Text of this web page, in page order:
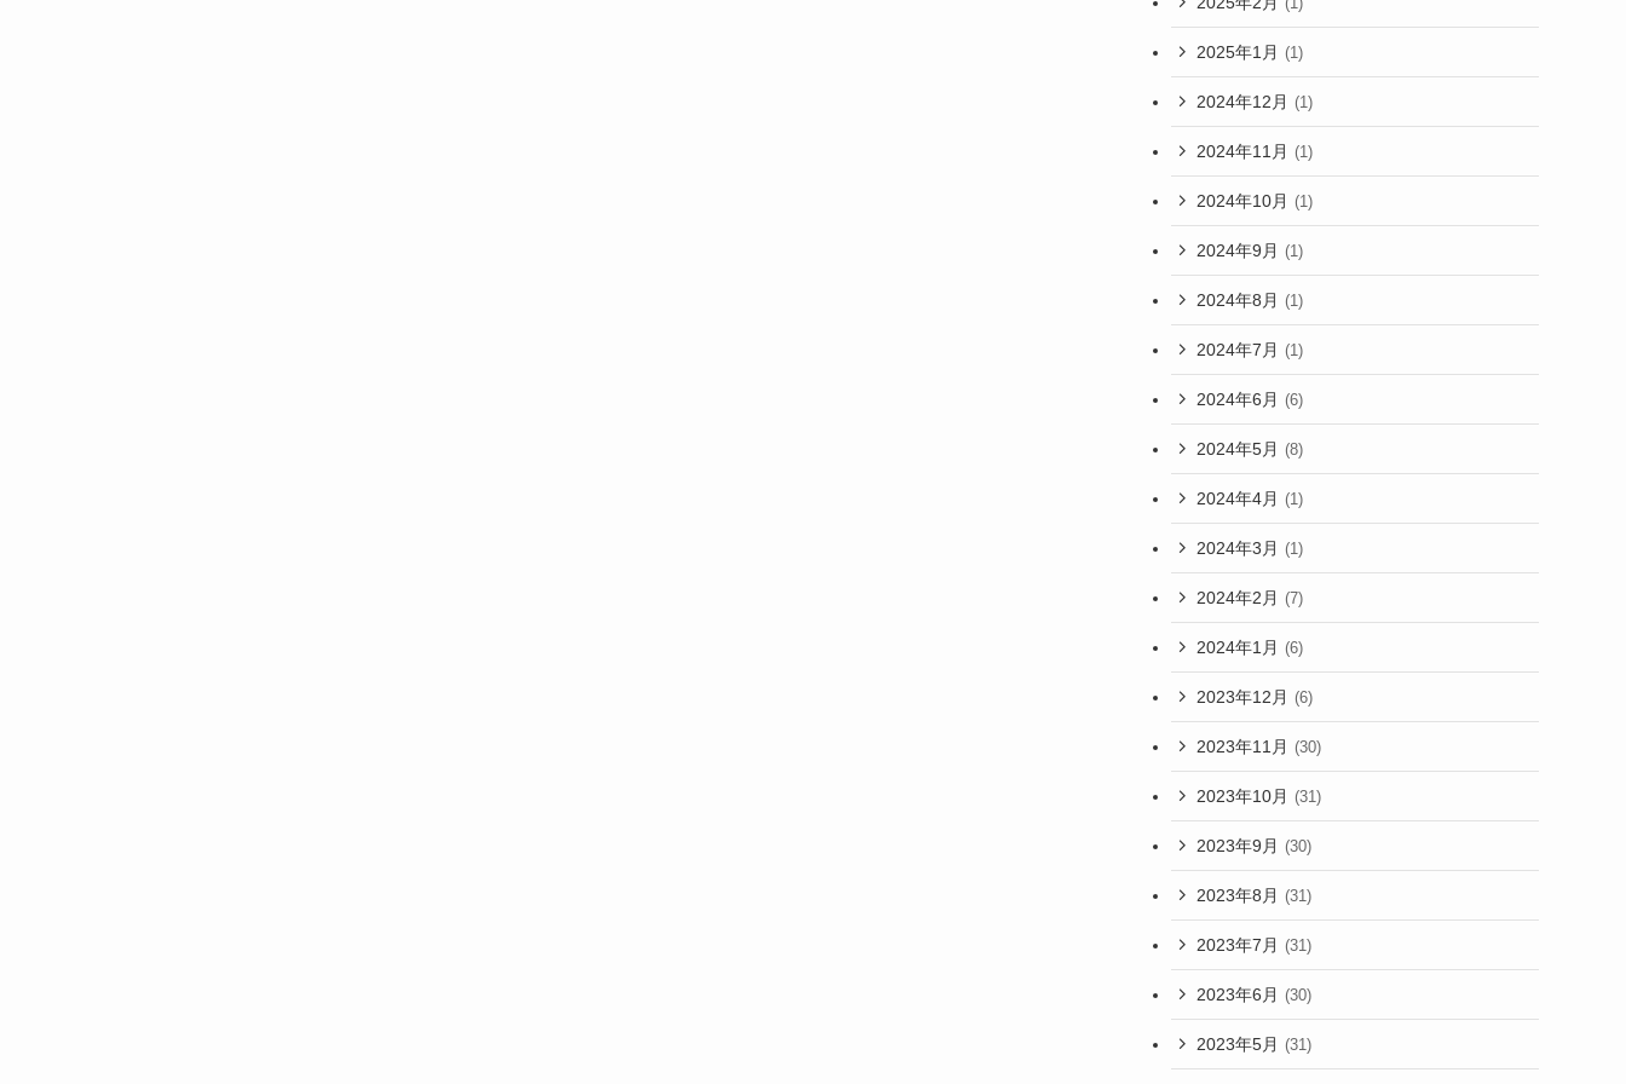
2025年1月 (1)
2024年12月 (1)
2024年11月 (1)
2024年10月 (1)
2024年9月 (1)
2024年8月 (1)
2024年7月 (1)
2024年6月 (6)
2024年5月 (8)
2024年4月 (1)
2024年3月 (1)
2024年2月 (7)
2024年1月 (6)
2023年12月 (6)
2023年11月 (30)
2023年10月 (31)
2023年9月 (30)
2023年8月 (31)
2023年7月 (31)
2023年6月 (30)
2023年5月 (31)